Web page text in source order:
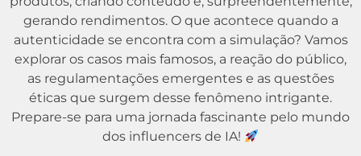
gerando rendimentos. O que acontece quando a
autenticidade se encontra com a simulação? Vamos
explorar os casos mais famosos, a reação do público,
as regulamentações emergentes e as questões
éticas que surgem desse fenômeno intrigante.
Prepare-se para uma jornada fascinante pelo mundo
dos influencers de IA!